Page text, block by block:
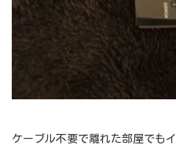
ケーブル不要で離れた部屋でも